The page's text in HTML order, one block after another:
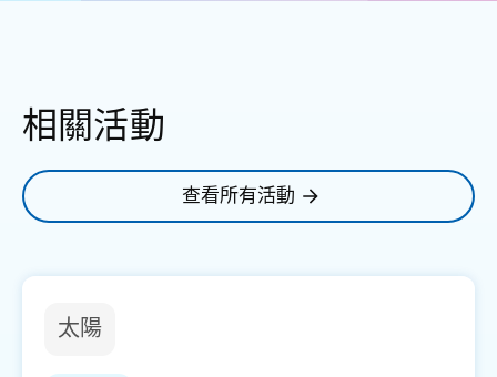
相關活動
查看所有活動
太陽